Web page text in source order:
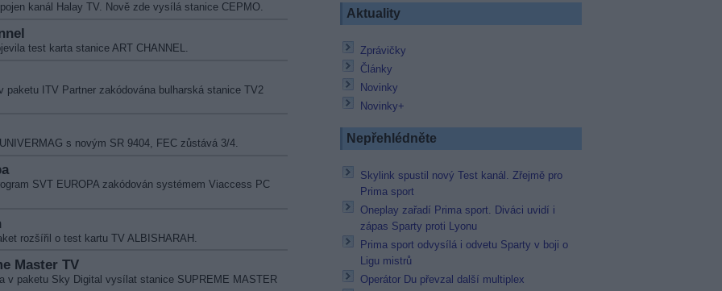
kanál Halay TV. Nově zde vysílá stanice CEPMO.
test karta stanice ART CHANNEL.
paketu ITV Partner zakódována bulharská stanice TV2
s novým SR 9404, FEC zůstává 3/4.
SVT EUROPA zakódován systémem Viaccess PC
rozšířil o test kartu TV ALBISHARAH.
Master TV
v paketu Sky Digital vysílat stanice SUPREME MASTER
Aktuality
Zprávičky
Články
Novinky
Novinky+
Nepřehlédněte
Skylink spustil nový Test kanál. Zřejmě pro
Prima sport
Oneplay zařadí Prima sport. Diváci uvidí i
zápas Sparty proti Lyonu
Prima sport odvysílá i odvetu Sparty v boji o
Ligu mistrů
Operátor Du převzal další multiplex